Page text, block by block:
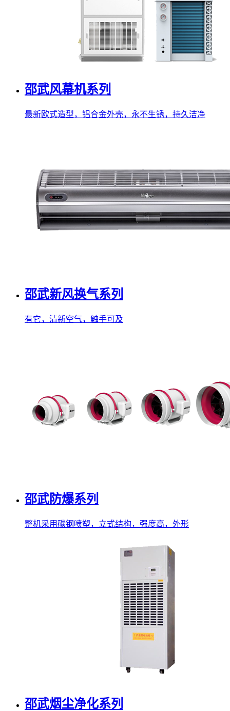
邵武风幕机系列
最新欧式造型，铝合金外壳，永不生锈，持久洁净
邵武新风换气系列
有它，清新空气，触手可及
邵武防爆系列
整机采用碳钢喷塑，立式结构，强度高，外形
邵武烟尘净化系列